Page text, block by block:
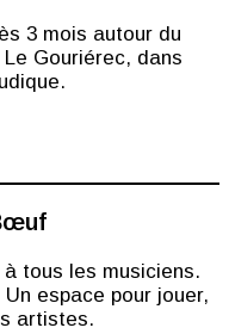
3 mois autour du
Gouriérec, dans
tous les musiciens.
espace pour jouer,
artistes.